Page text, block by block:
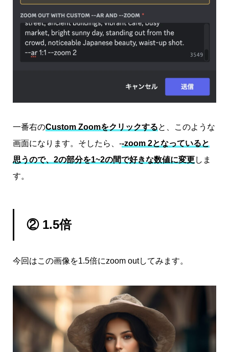
一番右のCustom Zoomをクリックすると、このような
画面になります。そしたら、--zoom 2となっていると
思うので、2の部分を1~2の間で好きな数値に変更しま
す。
② 1.5倍
今回はこの画像を1.5倍にzoom outしてみます。